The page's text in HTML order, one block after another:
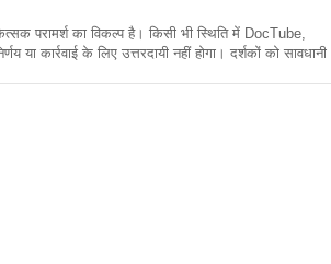
परामर्श का विकल्प है। किसी भी स्थिति में DocTube,
कार्रवाई के लिए उत्तरदायी नहीं होगा। दर्शकों को सावधानी